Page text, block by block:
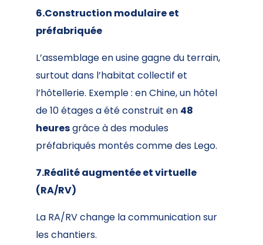
6.Construction modulaire et
préfabriquée
L’assemblage en usine gagne du terrain,
surtout dans l’habitat collectif et
l’hôtellerie. Exemple : en Chine, un hôtel
de 10 étages a été construit en 48
heuresgrâce à des modules
préfabriqués montés comme des Lego.
7.Réalité augmentée et virtuelle
(RA/RV)
La RA/RV change la communication sur
les chantiers.